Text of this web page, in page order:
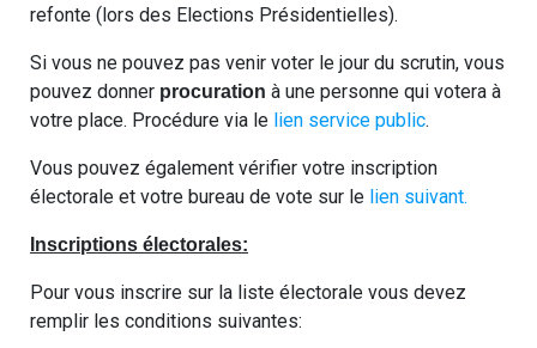
refonte (lors des Elections Présidentielles).
Si vous ne pouvez pas venir voter le jour du scrutin, vous
pouvez donner procuration à une personne qui votera à
votre place. Procédure via le lien service public.
Vous pouvez également vérifier votre inscription
électorale et votre bureau de vote sur le lien suivant.
Inscriptions électorales:
Pour vous inscrire sur la liste électorale vous devez
remplir les conditions suivantes: